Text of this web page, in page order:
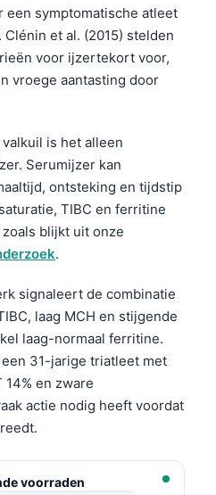
symptomatische atleet
Clénin et al. (2015) stelden
voor ijzertekort voor,
vroege aantasting door
is het alleen
Serumijzer kan
ontsteking en tijdstip
TIBC en ferritine
blijkt uit onze
.
signaleert de combinatie
laag MCH en stijgende
laag-normaal ferritine.
31-jarige triatleet met
en zware
actie nodig heeft voordat
voorraden